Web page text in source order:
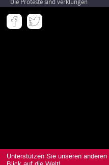
Unterstützen Sie unseren anderen
Die Proteste sind verklungen
Meta
-